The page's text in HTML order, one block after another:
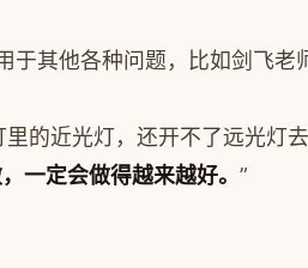
其他各种问题，比如剑飞老
的近光灯，还开不了远光灯去
一定会做得越来越好。 ”